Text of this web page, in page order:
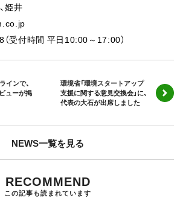
姫井
受付時間 平日10:00～17:00）
インで、
ューが掲
環境省「環境スタートアップ
支援に関する意見交換会」に、
代表の大石が出席しました
NEWS一覧を見る
RECOMMEND
この記事も読まれています